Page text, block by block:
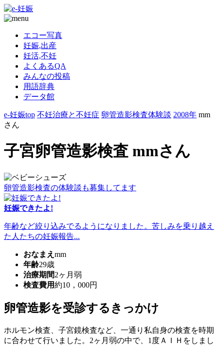
エコー写真
妊娠,出産
妊活,不妊
よくあるQA
みんなの投稿
用語辞典
データ館
e-妊娠top 不妊治療と不妊症 卵管造影検査体験談 2008年 mm
さん
子宮卵管造影検査 mmさん
卵管造影検査の体験談も募集してます
妊娠できたよ!
年齢など絞り込みでるようになりました。苦しみを乗り越え
た人たちの妊娠報告...
おなまえ mm
年齢29歳
治療期間2ヶ月弱
検査費用約10，000円
卵管造影を受診するきっかけ
ホルモン検査、子宮鏡検査など、一通り私自身の検査を時期
に合わせて行いました。2ヶ月弱の中で、1度ＡＩＨをしまし